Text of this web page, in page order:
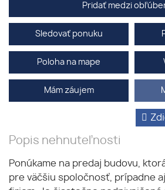
Pridať medzi
Sledovať ponuku
Poloha na mape
Mám záujem
Popis nehnuteľnosti
Ponúkame na predaj budovu,
pre väčšiu spoločnosť, prípadne